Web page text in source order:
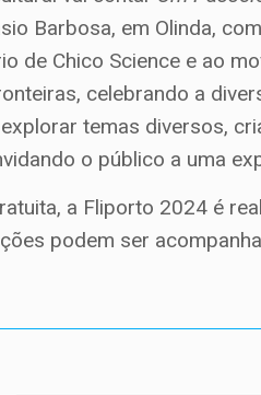
Barbosa, em Olinda,
de Chico Science e ao
celebrando a
temas diversos,
o público a uma
a Fliporto 2024 é
podem ser